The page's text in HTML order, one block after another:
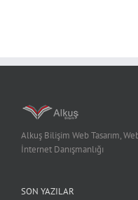
Alkuş Bilişim Web Tasarım,
İnternet Danışmanlığı
SON YAZILAR